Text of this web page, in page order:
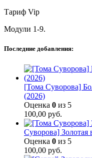
Тариф Vip
Модули 1-9.
Последние добавления:
[Тома Суворова]
(2026)
Оценка 0 из 5
100,00 руб.
Суворова] Золотая
Оценка 0 из 5
100,00 руб.